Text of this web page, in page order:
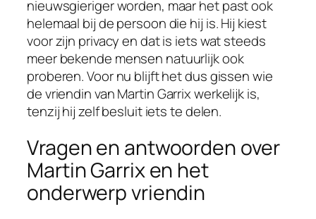
nieuwsgieriger worden, maar het past ook
helemaal bij de persoon die hij is. Hij kiest
voor zijn privacy en dat is iets wat steeds
meer bekende mensen natuurlijk ook
proberen. Voor nu blijft het dus gissen wie
de vriendin van Martin Garrix werkelijk is,
tenzij hij zelf besluit iets te delen.
Vragen en antwoorden over
Martin Garrix en het
onderwerp vriendin